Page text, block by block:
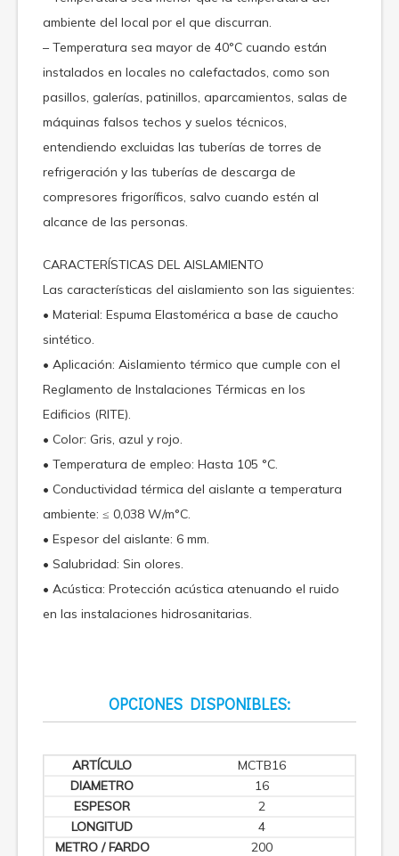
ambiente del local por el que discurran.
– Temperatura sea mayor de 40°C cuando están
instalados en locales no calefactados, como son
pasillos, galerías, patinillos, aparcamientos, salas de
máquinas falsos techos y suelos técnicos,
entendiendo excluidas las tuberías de torres de
refrigeración y las tuberías de descarga de
compresores frigoríficos, salvo cuando estén al
alcance de las personas.
CARACTERÍSTICAS DEL AISLAMIENTO
Las características del aislamiento son las siguientes:
• Material: Espuma Elastomérica a base de caucho
sintético.
• Aplicación: Aislamiento térmico que cumple con el
Reglamento de Instalaciones Térmicas en los
Edificios (RITE).
• Color: Gris, azul y rojo.
• Temperatura de empleo: Hasta 105 °C.
• Conductividad térmica del aislante a temperatura
ambiente: ≤ 0,038 W/m°C.
• Espesor del aislante: 6 mm.
• Salubridad: Sin olores.
• Acústica: Protección acústica atenuando el ruido
en las instalaciones hidrosanitarias.
OPCIONES DISPONIBLES:
MCTB16
16
2
4
200